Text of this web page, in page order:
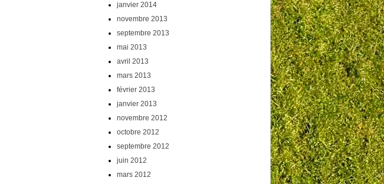
janvier 2014
novembre 2013
septembre 2013
mai 2013
avril 2013
mars 2013
février 2013
janvier 2013
novembre 2012
octobre 2012
septembre 2012
juin 2012
mars 2012